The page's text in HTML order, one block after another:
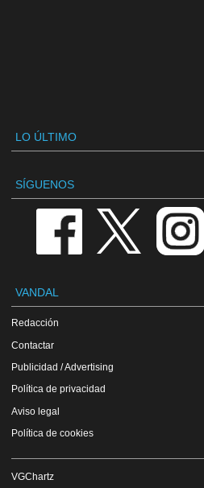
LO ÚLTIMO
SÍGUENOS
VANDAL
Redacción
Contactar
Publicidad / Advertising
Política de privacidad
Aviso legal
Política de cookies
VGChartz